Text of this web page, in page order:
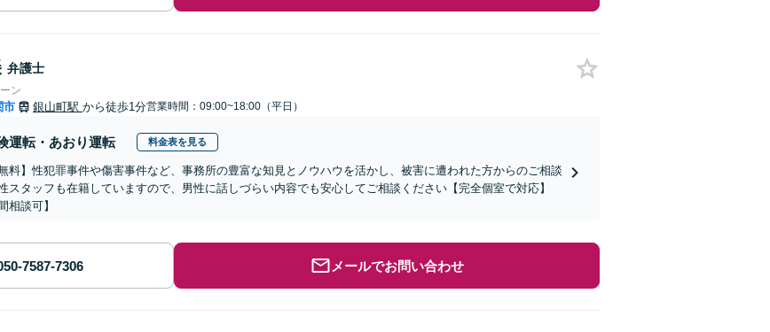
弁護士
ン
市 銀山町駅 から徒歩1分営業時間：09:00~18:00（平日）
運転・あおり運転 料金表を見る
無料】性犯罪事件や傷害事件など、事務所の豊富な知見とノウハウを活かし、被害に遭われた方からのご相談
スタッフも在籍していますので、男性に話しづらい内容でも安心してご相談ください【完全個室で対応】
相談可】
メールでお問い合わせ